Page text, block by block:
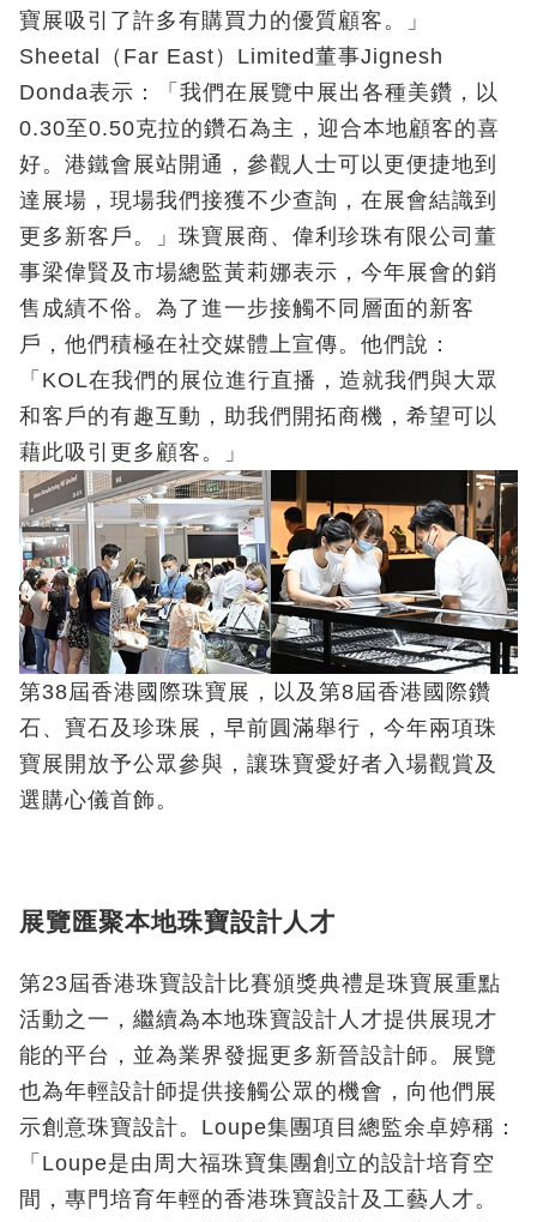
寶展吸引了許多有購買力的優質顧客。」
Sheetal（Far East）Limited董事Jignesh
Donda表示：「我們在展覽中展出各種美鑽，以
0.30至0.50克拉的鑽石為主，迎合本地顧客的喜
好。港鐵會展站開通，參觀人士可以更便捷地到
達展場，現場我們接獲不少查詢，在展會結識到
更多新客戶。」珠寶展商、偉利珍珠有限公司董
事梁偉賢及市場總監黃莉娜表示，今年展會的銷
售成績不俗。為了進一步接觸不同層面的新客
戶，他們積極在社交媒體上宣傳。他們說：
「KOL在我們的展位進行直播，造就我們與大眾
和客戶的有趣互動，助我們開拓商機，希望可以
藉此吸引更多顧客。」
第38屆香港國際珠寶展，以及第8屆香港國際鑽
石、寶石及珍珠展，早前圓滿舉行，今年兩項珠
寶展開放予公眾參與，讓珠寶愛好者入場觀賞及
選購心儀首飾。
展覽匯聚本地珠寶設計人才
第23屆香港珠寶設計比賽頒獎典禮是珠寶展重點
活動之一，繼續為本地珠寶設計人才提供展現才
能的平台，並為業界發掘更多新晉設計師。展覽
也為年輕設計師提供接觸公眾的機會，向他們展
示創意珠寶設計。Loupe集團項目總監余卓婷稱：
「Loupe是由周大福珠寶集團創立的設計培育空
間，專門培育年輕的香港珠寶設計及工藝人才。